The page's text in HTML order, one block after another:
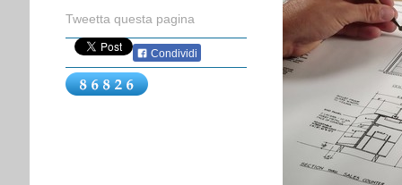
Tweetta questa pagina
Condividi